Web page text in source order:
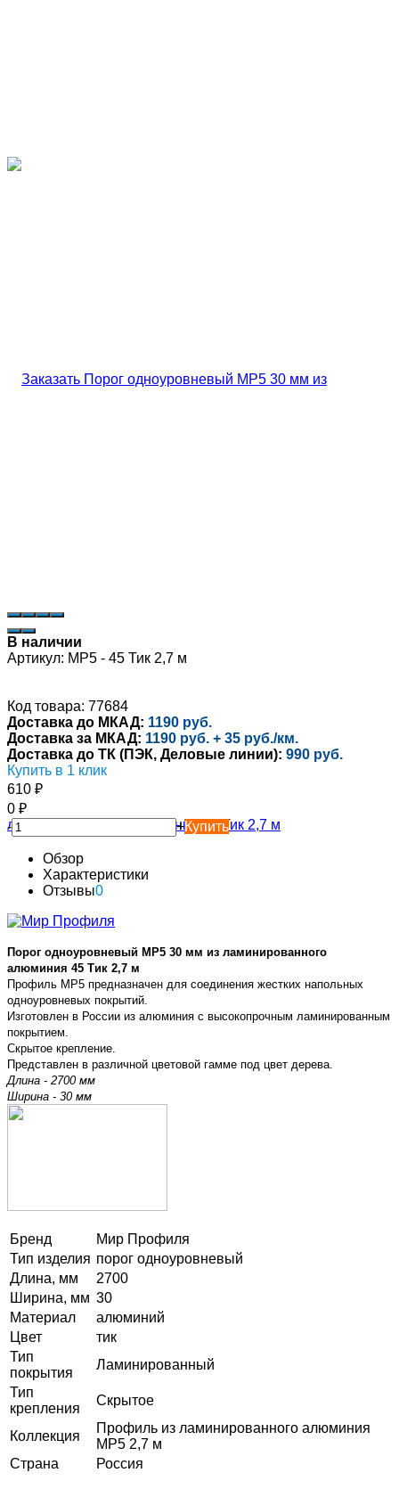
В наличии
Артикул: MP5 - 45 Тик 2,7 м
Код товара: 77684
Доставка до МКАД: 1190 руб.
Доставка за МКАД: 1190 руб. + 35 руб./км.
Доставка до ТК (ПЭК, Деловые линии): 990 руб.
Купить в 1 клик
610 ₽
0 ₽
-
+Купить
Обзор
Характеристики
Отзывы0
Порог одноуровневый MP5 30 мм из ламинированного
алюминия 45 Тик 2,7 м
Профиль MP5 предназначен для соединения жестких напольных
одноуровневых покрытий.
Изготовлен в России из алюминия с высокопрочным ламинированным
покрытием.
Скрытое крепление.
Представлен в различной цветовой гамме под цвет дерева.
Длина - 2700 мм
Ширина - 30 мм
Бренд
Мир Профиля
Тип изделия порог одноуровневый
Длина, мм
2700
Ширина, мм 30
Материал
алюминий
Цвет
тик
Тип
покрытия
Ламинированный
Тип
крепления
Скрытое
Коллекция
Профиль из ламинированного алюминия
MP5 2,7 м
Страна
Россия